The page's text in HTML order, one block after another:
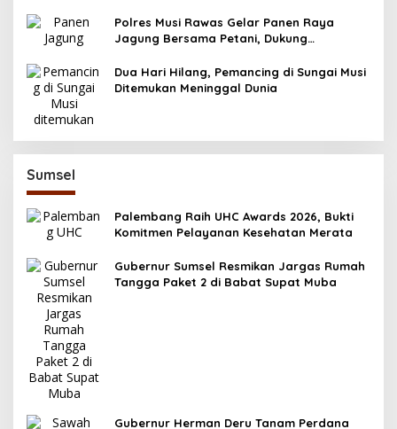
Polres Musi Rawas Gelar Panen Raya
Jagung Bersama Petani, Dukung
Dua Hari Hilang, Pemancing di Sungai Musi
Ditemukan Meninggal Dunia
Sumsel
Palembang Raih UHC Awards 2026, Bukti
Komitmen Pelayanan Kesehatan Merata
Gubernur Sumsel Resmikan Jargas Rumah
Tangga Paket 2 di Babat Supat Muba
Gubernur Herman Deru Tanam Perdana